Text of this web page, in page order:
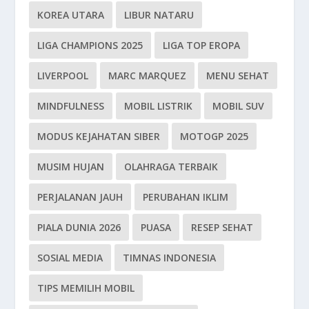
KOREA UTARA LIBUR NATARU
LIGA CHAMPIONS 2025 LIGA TOP EROPA
LIVERPOOL MARC MARQUEZ MENU SEHAT
MINDFULNESS MOBIL LISTRIK MOBIL SUV
MODUS KEJAHATAN SIBER MOTOGP 2025
MUSIM HUJAN OLAHRAGA TERBAIK
PERJALANAN JAUH PERUBAHAN IKLIM
PIALA DUNIA 2026 PUASA RESEP SEHAT
SOSIAL MEDIA TIMNAS INDONESIA
TIPS MEMILIH MOBIL